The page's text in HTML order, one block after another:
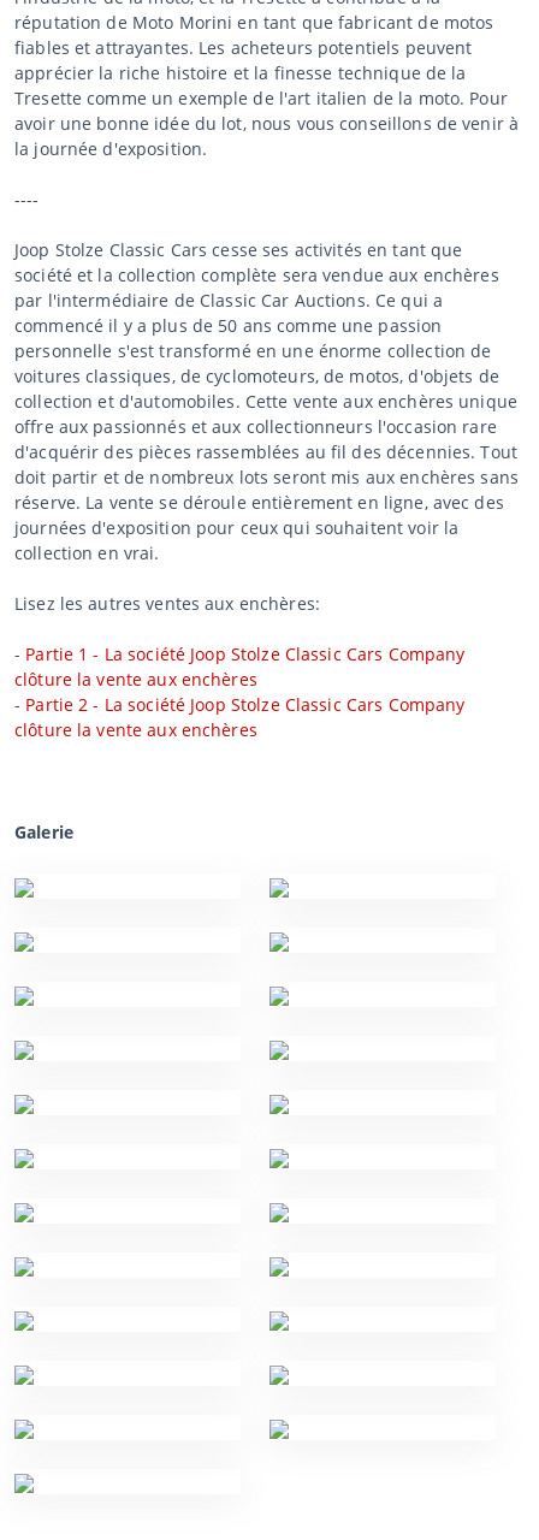
réputation de Moto Morini en tant que fabricant de motos
fiables et attrayantes. Les acheteurs potentiels peuvent
apprécier la riche histoire et la finesse technique de la
Tresette comme un exemple de l'art italien de la moto. Pour
avoir une bonne idée du lot, nous vous conseillons de venir à
la journée d'exposition.
----
Joop Stolze Classic Cars cesse ses activités en tant que
société et la collection complète sera vendue aux enchères
par l'intermédiaire de Classic Car Auctions. Ce qui a
commencé il y a plus de 50 ans comme une passion
personnelle s'est transformé en une énorme collection de
voitures classiques, de cyclomoteurs, de motos, d'objets de
collection et d'automobiles. Cette vente aux enchères unique
offre aux passionnés et aux collectionneurs l'occasion rare
d'acquérir des pièces rassemblées au fil des décennies. Tout
doit partir et de nombreux lots seront mis aux enchères sans
réserve. La vente se déroule entièrement en ligne, avec des
journées d'exposition pour ceux qui souhaitent voir la
collection en vrai.
Lisez les autres ventes aux enchères:
- Partie 1 - La société Joop Stolze Classic Cars Company
clôture la vente aux enchères
- Partie 2 - La société Joop Stolze Classic Cars Company
clôture la vente aux enchères
Galerie